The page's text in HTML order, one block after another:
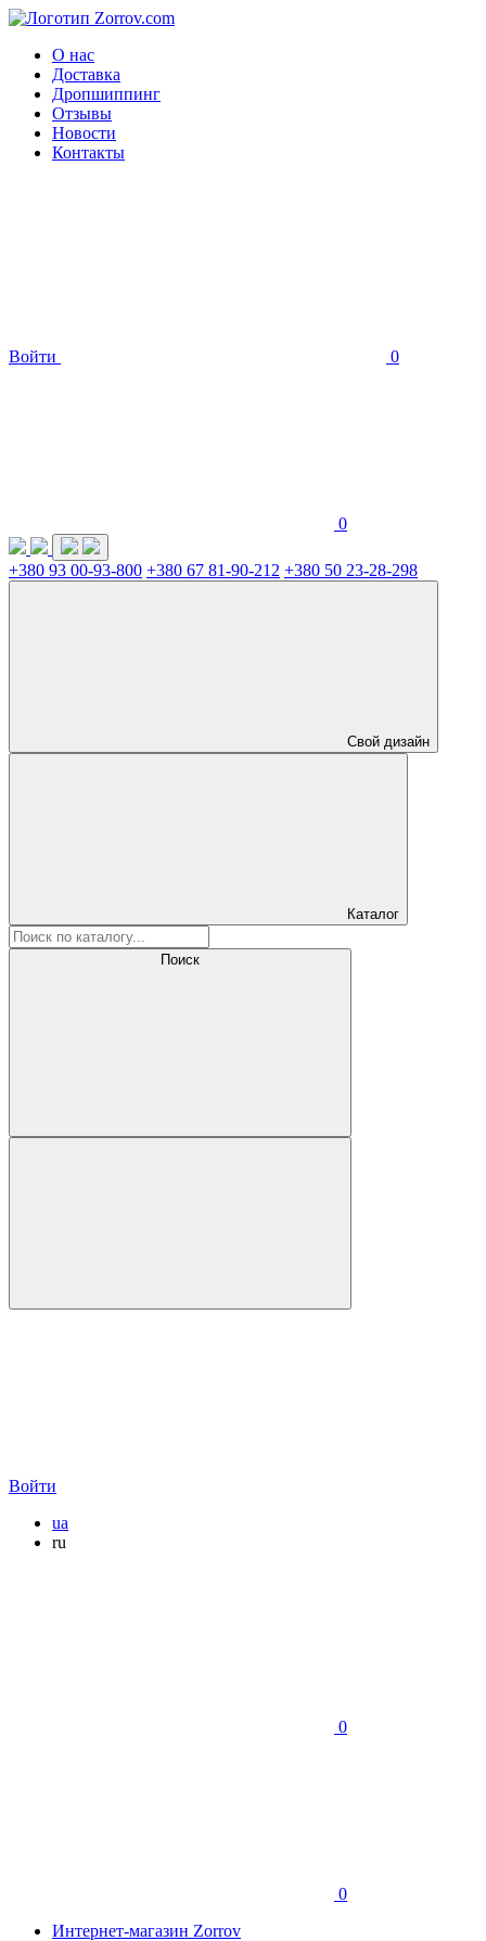
О нас
Доставка
Дропшиппинг
Отзывы
Новости
Контакты
Войти 0
0
+380 93 00-93-800 +380 67 81-90-212 +380 50 23-28-298
Свой дизайн
Каталог
Поиск
Войти
ua
ru
0
0
Интернет-магазин Zorrov